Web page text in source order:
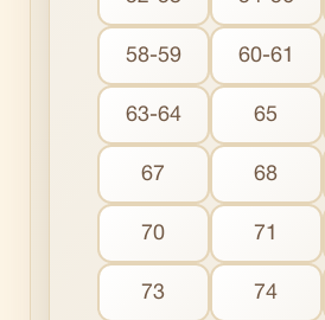
58-59 60-61
63-64 65
67 68
70 71
73 74